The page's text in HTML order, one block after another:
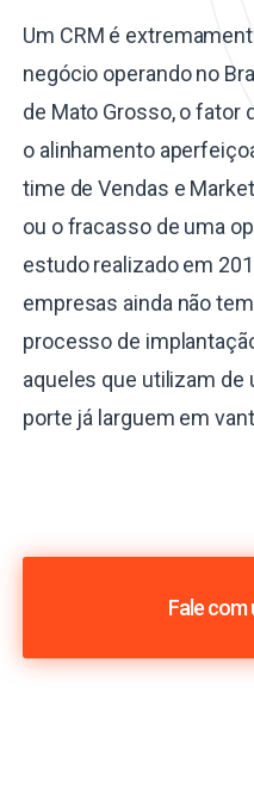
Um CRM é
negócio operando no
de Mato Grosso, o fator
o alinhamento
time de Vendas e
ou o fracasso de uma
estudo realizado em
empresas ainda não
processo de
aqueles que utilizam
porte já larguem em
Fale com